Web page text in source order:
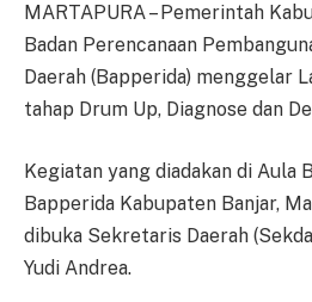
MARTAPURA – Pemerintah
Badan Perencanaan
Daerah (Bapperida) menggelar
tahap Drum Up, Diagnose dan
Kegiatan yang diadakan di Aula
Bapperida Kabupaten Banjar,
dibuka Sekretaris Daerah
Yudi Andrea.